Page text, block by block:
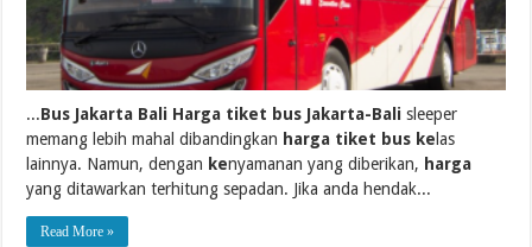
...Bus Jakarta Bali Harga tiket bus Jakarta-Bali sleeper
memang lebih mahal dibandingkan harga tiket bus ke las
lainnya. Namun, dengan kenyamanan yang diberikan, harga
yang ditawarkan terhitung sepadan. Jika anda hendak...
Read More »